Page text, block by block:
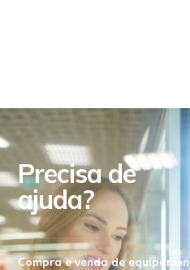
Precisa de
ajuda?
Compra e venda de